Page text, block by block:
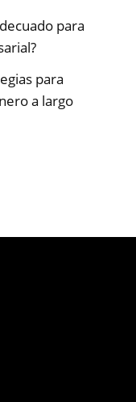
para
para
a largo